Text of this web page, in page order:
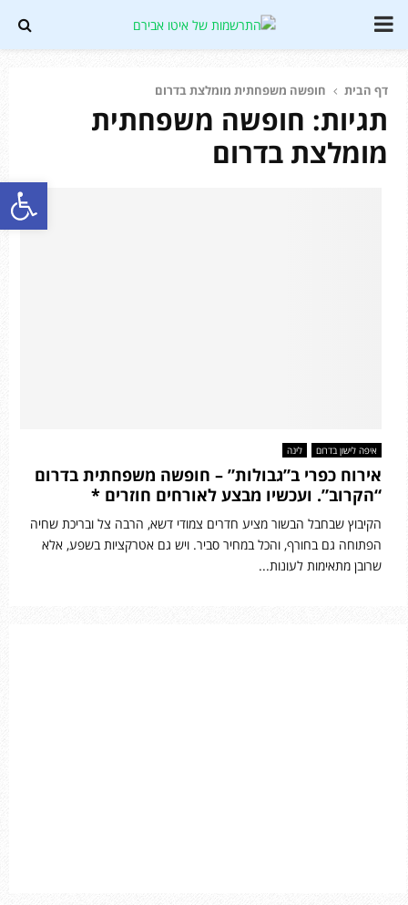
פתח סרגל נגישות
PRIMARY
דף הבית חופשה משפחתית מומלצת בדרום
תגיות: חופשה משפחתית
מומלצת בדרום
איפה לישון בדרום לינה
אירוח כפרי ב”גבולות” – חופשה משפחתית בדרום
“הקרוב”. ועכשיו מבצע לאורחים חוזרים *
הקיבוץ שבחבל הבשור מציע חדרים צמודי דשא, הרבה צל ובריכת שחיה
הפתוחה גם בחורף, והכל במחיר סביר. ויש גם אטרקציות בשפע, אלא
שרובן מתאימות לעונות...